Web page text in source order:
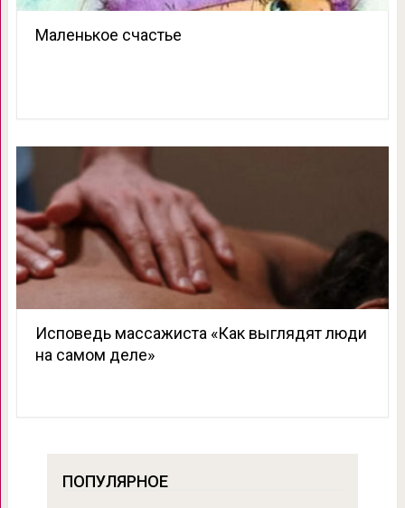
Маленькое счастье
Исповедь массажиста «Как выглядят люди
на самом деле»
ПОПУЛЯРНОЕ